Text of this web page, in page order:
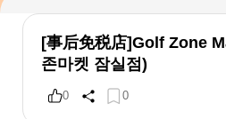
[事后免税店]Golf Zone
존마켓 잠실점)
0 0